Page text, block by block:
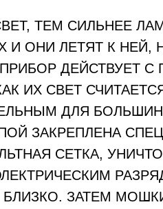
ТЕМ СИЛЬНЕЕ
И ОНИ ЛЕТЯТ К НЕЙ,
ДЕЙСТВУЕТ
ИХ СВЕТ
ДЛЯ
ЗАКРЕПЛЕНА
СЕТКА,
БЛИЗКО. ЗАТЕМ